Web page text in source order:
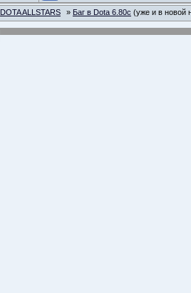
DOTA ALLSTARS » Баг в Dota 6.80c (уже и в новой